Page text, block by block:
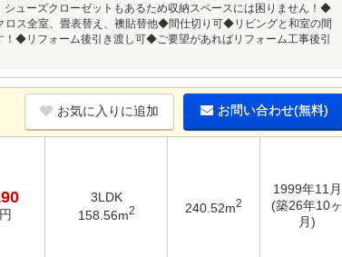
ューズクローゼットもあるため収納スペースには困りません！◆
ス全室、畳表替え、襖貼替他◆間仕切り可◆リビングと和室の間
◆リフォーム後引き渡し可◆ご要望があればリフォーム工事後引
お気に入りに追加 お問い合わせ(無料)
3LDK
158.56m2 240.52m2
1999年11月
(築26年10ヶ
月)